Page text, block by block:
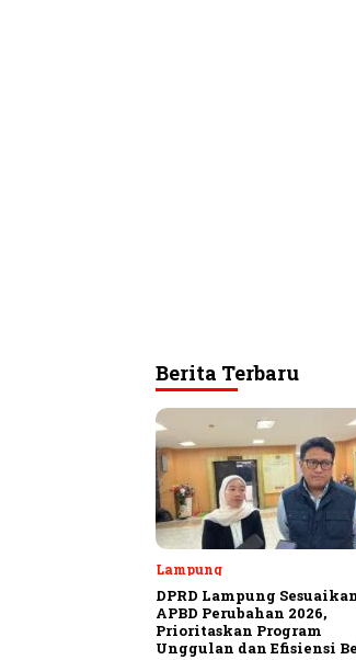
Berita Terbaru
Lampung
DPRD Lampung
APBD Perubahan 2026,
Prioritaskan Program
Unggulan dan Efisiensi